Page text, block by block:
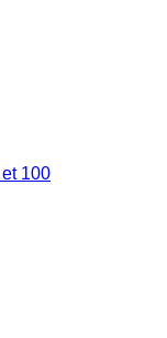
100